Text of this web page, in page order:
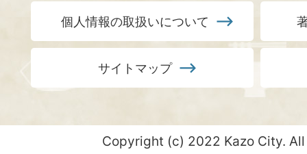
個人情報の取扱いについて
サイトマップ
Copyright (c) 2022 Kazo City.